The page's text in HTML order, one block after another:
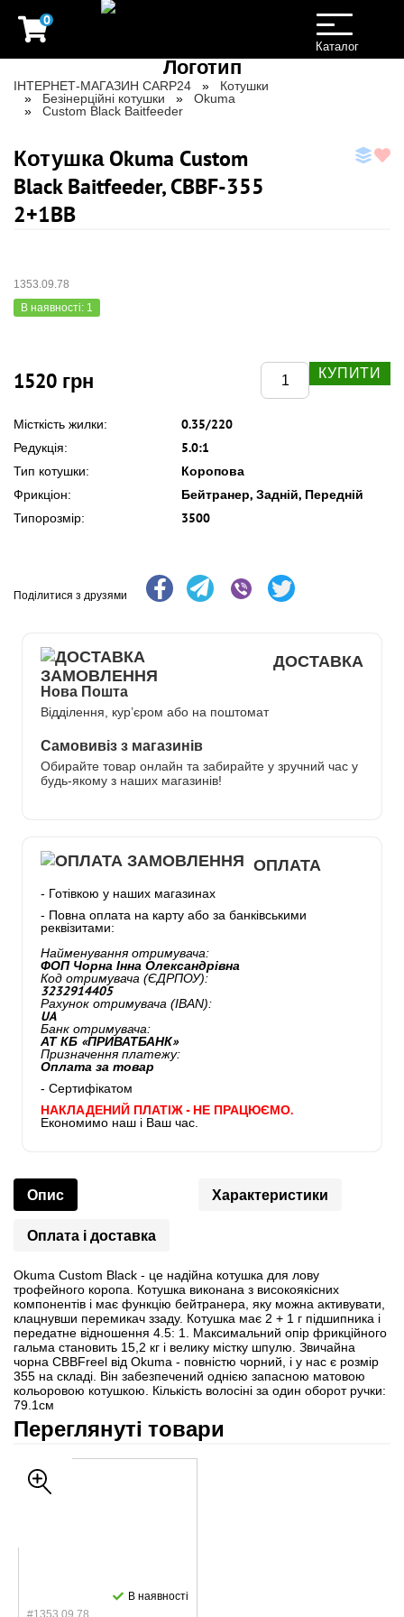
0
Toggle
navigation
Каталог
ІНТЕРНЕТ-МАГАЗИН CARP24
Котушки
Безінерційні котушки
Okuma
Custom Black Baitfeeder
Котушка Okuma Custom
Black Baitfeeder, CBBF-355
2+1BB
1353.09.78
В наявності: 1
1520 грн КУПИТИ
Місткість жилки: 0.35/220
Редукція: 5.0:1
Тип котушки: Коропова
Фрикціон: Бейтранер, Задній, Передній
Типорозмір: 3500
Поділитися з друзями
ДОСТАВКА
Нова Пошта
Відділення, кур’єром або на поштомат
Самовивіз з магазинів
Обирайте товар онлайн та забирайте у зручний час у
будь-якому з наших магазинів!
ОПЛАТА
- Готівкою у наших магазинах
- Повна оплата на карту або за банківськими
реквізитами:
Найменування отримувача:
ФОП Чорна Інна Олександрівна
Код отримувача (ЄДРПОУ):
3232914405
Рахунок отримувача (IBAN):
UA
Банк отримувача:
АТ КБ «ПРИВАТБАНК»
Призначення платежу:
Оплата за товар
- Сертифікатом
НАКЛАДЕНИЙ ПЛАТІЖ - НЕ ПРАЦЮЄМО.
Економимо наш і Ваш час.
Опис Характеристики
Оплата і доставка
Okuma Custom Black - це надійна котушка для лову
трофейного коропа. Котушка виконана з високоякісних
компонентів і має функцію бейтранера, яку можна активувати,
клацнувши перемикач ззаду. Котушка має 2 + 1 г підшипника і
передатне відношення 4.5: 1. Максимальний опір фрикційного
гальма становить 15,2 кг і велику містку шпулю. Звичайна
чорна CBBFreel від Okuma - повністю чорний, і у нас є розмір
355 на складі. Він забезпечений однією запасною матовою
кольоровою котушкою. Кількість волосіні за один оборот ручки:
79.1см
Переглянуті товари
#1353.09.78
В наявності